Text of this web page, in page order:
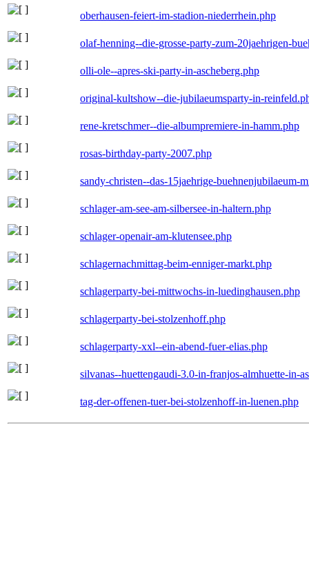
oberhausen-feiert-im-stadion-niederrhein.php
olaf-henning--die-grosse-party-zum-20jaehrigen-
olli-ole--apres-ski-party-in-ascheberg.php
original-kultshow--die-jubilaeumsparty-in-
rene-kretschmer--die-albumpremiere-in-hamm.php
rosas-birthday-party-2007.php
sandy-christen--das-15jaehrige-buehnenjubilaeum-
schlager-am-see-am-silbersee-in-haltern.php
schlager-openair-am-klutensee.php
schlagernachmittag-beim-enniger-markt.php
schlagerparty-bei-mittwochs-in-luedinghausen.php
schlagerparty-bei-stolzenhoff.php
schlagerparty-xxl--ein-abend-fuer-elias.php
silvanas--huettengaudi-3.0-in-franjos-almhuette-in-
tag-der-offenen-tuer-bei-stolzenhoff-in-luenen.php